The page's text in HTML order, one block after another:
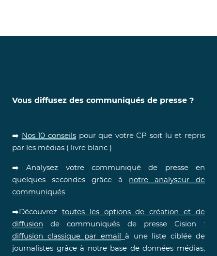
Vous diffusez des communiqués de presse ?
➡️ Nos 10 conseilspour que votre CP soit lu et repris
par les médias ( livre blanc )
➡️ Analysez votre communiqué de presse en
quelques secondes grâce à notre analyseur de
communiqués
➡️Découvrez toutes les options de création et de
diffusion de communiqués de presse Cision :
diffusion classique par email
à une liste ciblée de
journalistes grâce à notre base de données médias,